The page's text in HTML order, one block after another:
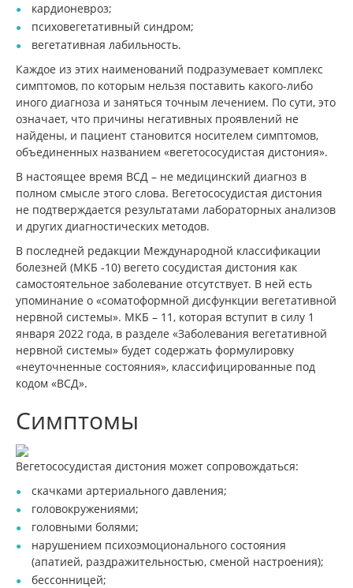
кардионевроз;
психовегетативный синдром;
вегетативная лабильность.
Каждое из этих наименований подразумевает комплекс
симптомов, по которым нельзя поставить какого-либо
иного диагноза и заняться точным лечением. По сути, это
означает, что причины негативных проявлений не
найдены, и пациент становится носителем симптомов,
объединенных названием «вегетососудистая дистония».
В настоящее время ВСД – не медицинский диагноз в
полном смысле этого слова. Вегетососудистая дистония
не подтверждается результатами лабораторных анализов
и других диагностических методов.
В последней редакции Международной классификации
болезней (МКБ -10) вегето сосудистая дистония как
самостоятельное заболевание отсутствует. В ней есть
упоминание о «соматоформной дисфункции вегетативной
нервной системы». МКБ – 11, которая вступит в силу 1
января 2022 года, в разделе «Заболевания вегетативной
нервной системы» будет содержать формулировку
«неуточненные состояния», классифицированные под
кодом «ВСД».
Симптомы
Вегетососудистая дистония может сопровождаться:
скачками артериального давления;
головокружениями;
головными болями;
нарушением психоэмоционального состояния
(апатией, раздражительностью, сменой настроения);
бессонницей;